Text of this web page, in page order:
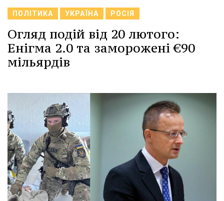
ПОЛІТИКА УКРАЇНА РОСІЯ
Огляд подій від 20 лютого:
Енігма 2.0 та заморожені €90
мільярдів